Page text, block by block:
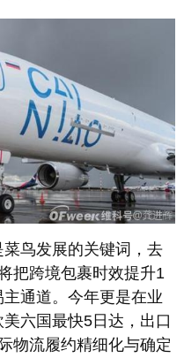
鸟发展的关键词，去
把跨境包裹时效提升1
通道。今年更是在业
六国最快5日达，出口
物流履约精细化与确定